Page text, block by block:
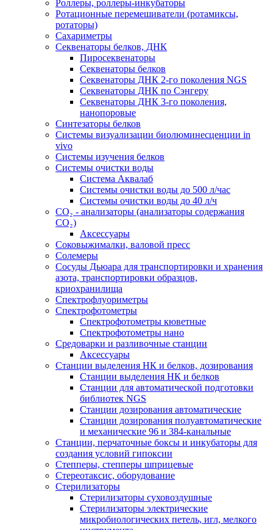
Роллеры, роллеры-инкубаторы
Ротационные перемешиватели (ротамиксы,
ротаторы)
Сахариметры
Секвенаторы белков, ДНК
Пиросеквенаторы
Секвенаторы белков
Секвенаторы ДНК 2-го поколения NGS
Секвенаторы ДНК по Сэнгеру
Секвенаторы ДНК 3-го поколения,
нанопоровые
Синтезаторы белков
Системы визуализации биолюминесценции in
vivo
Системы изучения белков
Системы очистки воды
Система Аквалаб
Системы очистки воды до 500 л/час
Системы очистки воды до 40 л/ч
СО₂ - анализаторы (анализаторы содержания
СО₂)
Аксессуары
Соковыжималки, валовой пресс
Солемеры
Сосуды Дьюара для транспортировки и хранения
азота, транспортировки образцов,
криохранилища
Спектрофлуориметры
Спектрофотометры
Спектрофотометры кюветные
Спектрофотометры нано
Средоварки и разливочные станции
Аксессуары
Станции выделения НК и белков, дозирования
Станции выделения НК и белков
Станции для автоматической подготовки
библиотек NGS
Станции дозирования автоматические
Станции дозирования полуавтоматические
и механические 96 и 384-канальные
Станции, перчаточные боксы и инкубаторы для
создания условий гипоксии
Степперы, степперы шприцевые
Стереотаксис, оборудование
Стерилизаторы
Стерилизаторы суховоздушные
Стерилизаторы электрические
микробиологических петель, игл, мелкого